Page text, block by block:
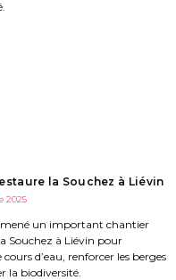
la Souchez à Liévin
2025
mené un important chantier
Souchez à Liévin pour
cours d’eau, renforcer les berges
la biodiversité.